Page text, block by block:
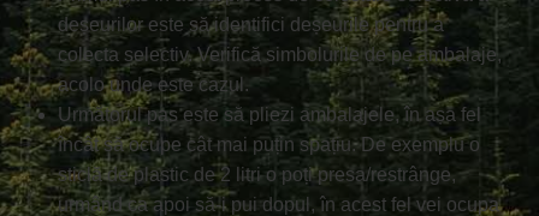
deșeurilor este să identifici deșeurile pentru a
colecta selectiv. Verifică simbolurile de pe ambalaje,
acolo unde este cazul.
Următorul pas este să pliezi ambalajele, în așa fel
încât să ocupe cât mai puțin spațiu. De exemplu o
sticlă de plastic de 2 litri o poți presa/restrânge,
urmând ca apoi să-i pui dopul, în acest fel vei ocupa